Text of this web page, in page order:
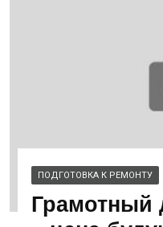
ПОДГОТОВКА К РЕМОНТУ
Грамотный